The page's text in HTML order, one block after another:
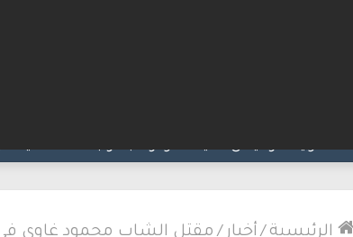
الرئيسية / أخبار / مقتل الشاب محمود غاوي